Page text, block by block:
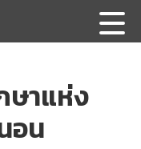
าแห่ง
อน